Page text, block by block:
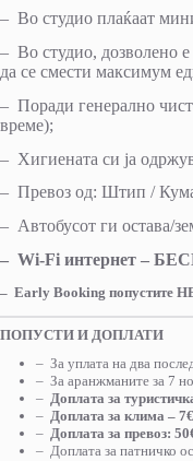
– Во студио плаќаат
– Во студио, дозволено е
да се смести максимум
– Поради генерално
време);
– Хигиената си ја
– Превоз од: Штип /
– Автобусот ги остава/
– Wi-Fi интернет –
– Еarly Booking попустите
ПОПУСТИ И ДОПЛАТИ
– За уплата на два
– За аранжманите за 7
– Доплата за
– Доплата за клима –
– Доплата за превоз:
– Доплата за патничко